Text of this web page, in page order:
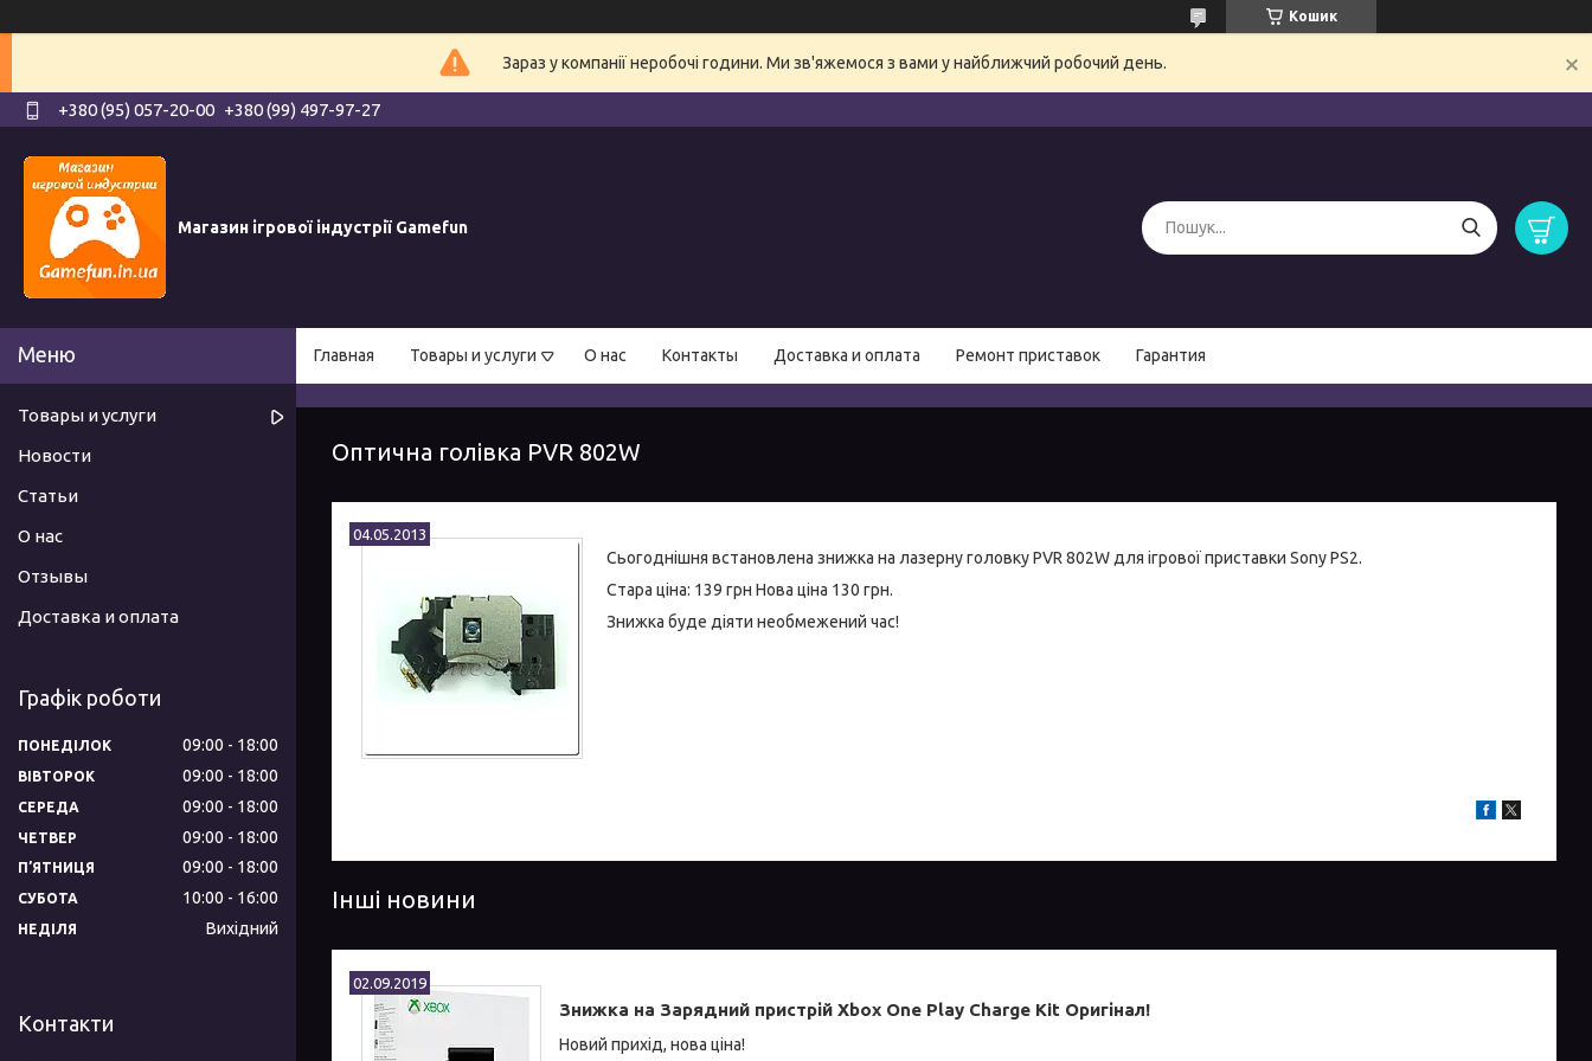
Кошик
Зараз у компанії неробочі години. Ми зв'яжемося з вами у найближчий робочий день.
+380 (95) 057-20-00 +380 (99) 497-97-27
Магазин ігрової індустрії Gamefun
Главная Товары и услуги О нас Контакты Доставка и оплата Ремонт приставок Гарантия
Оптична голівка PVR 802W
04.05.2013
Сьогоднішня встановлена знижка на лазерну головку PVR 802W для ігрової приставки Sony PS2.
Стара ціна: 139 грн Нова ціна 130 грн.
Знижка буде діяти необмежений час!
Інші новини
02.09.2019
Знижка на Зарядний пристрій Xbox One Play Charge Kit Оригінал!
Новий прихід, нова ціна!
Товары и услуги
Новости
Статьи
О нас
Отзывы
Доставка и оплата
Графік роботи
ПОНЕДІЛОК 09:00 18:00
ВІВТОРОК 09:00 18:00
СЕРЕДА 09:00 18:00
ЧЕТВЕР 09:00 18:00
ПʼЯТНИЦЯ 09:00 18:00
СУБОТА 10:00 16:00
НЕДІЛЯ Вихідний
Контакти